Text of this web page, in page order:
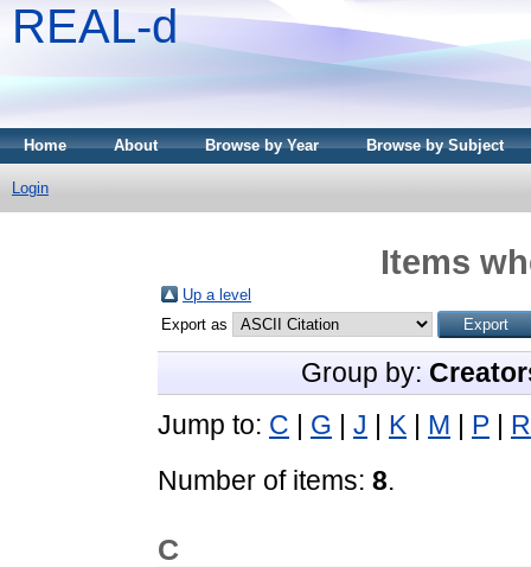
REAL-d
Home About Browse by Year Browse by Subject
Login
Items
Up a level
Export as
Group by:
Jump to: C | G | J | K | M | P | R
Number of items: 8.
C